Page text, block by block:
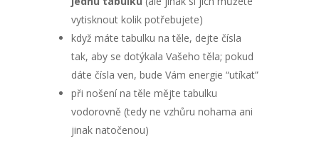
vytisknout kolik potřebujete)
když máte tabulku na těle, dejte čísla
tak, aby se dotýkala Vašeho těla; pokud
dáte čísla ven, bude Vám energie “utíkat”
při nošení na těle mějte tabulku
vodorovně (tedy ne vzhůru nohama ani
jinak natočenou)